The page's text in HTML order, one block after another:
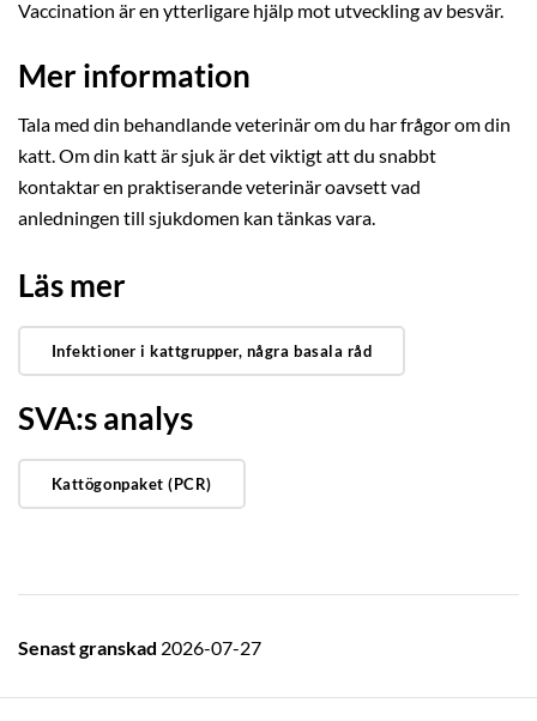
Vaccination är en ytterligare hjälp mot utveckling av besvär.
Mer information
Tala med din behandlande veterinär om du har frågor om din
katt. Om din katt är sjuk är det viktigt att du snabbt
kontaktar en praktiserande veterinär oavsett vad
anledningen till sjukdomen kan tänkas vara.
Läs mer
Infektioner i kattgrupper, några basala råd
SVA:s analys
Kattögonpaket (PCR)
Senast granskad 2026-07-27